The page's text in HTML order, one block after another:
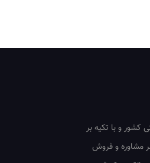
کشور و با تکیه بر
مشاوره و فروش